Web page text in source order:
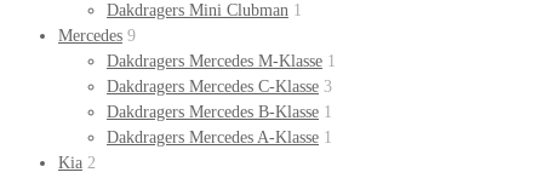
Dakdragers Mini Clubman 1
Mercedes 9
Dakdragers Mercedes M-Klasse 1
Dakdragers Mercedes C-Klasse 3
Dakdragers Mercedes B-Klasse 1
Dakdragers Mercedes A-Klasse 1
Kia 2